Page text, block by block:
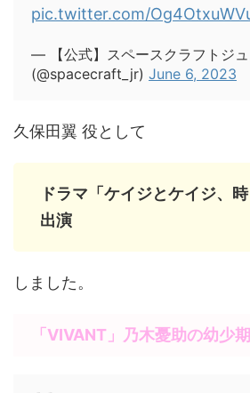
pic.twitter.com/
— 【公式】スペースクラフトジ
(@spacecraft_jr) June 6, 2023
久保田翼 役として
ドラマ「ケイジとケイジ、
出演
しました。
「VIVANT」 乃木憂助の幼少期